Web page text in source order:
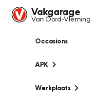
Vakgarage
Van Oord-Vleming
Occasions
APK
Werkplaats